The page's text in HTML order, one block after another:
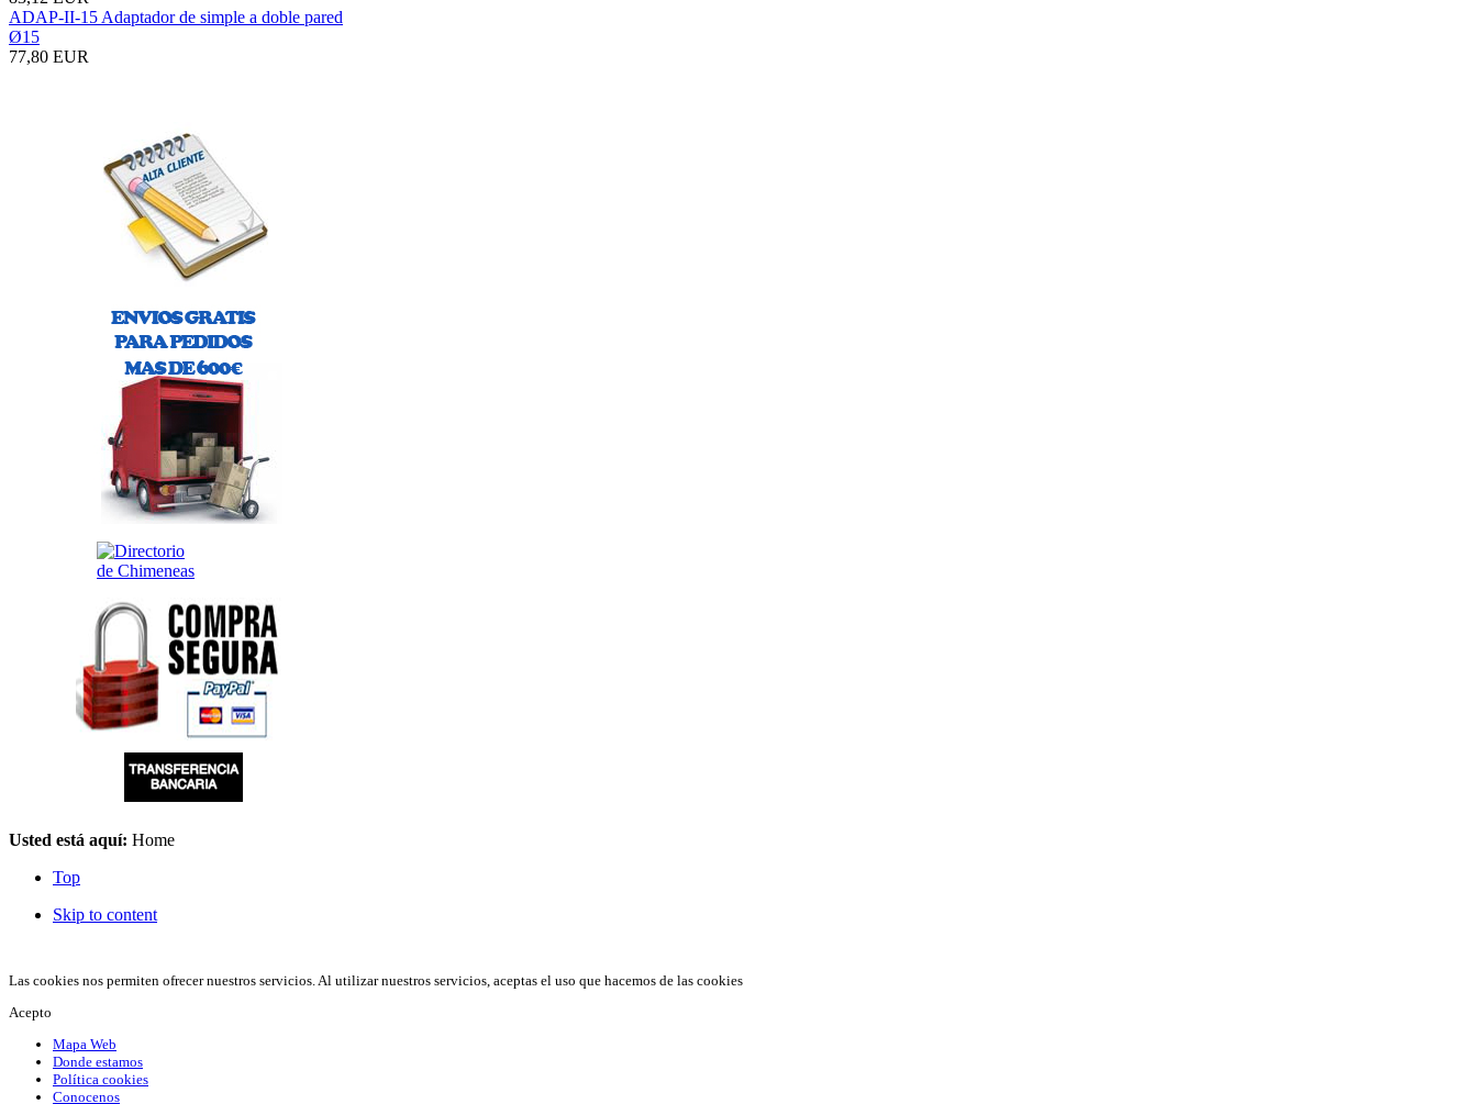
ADAP-II-15 Adaptador de simple a doble pared
Ø15
77,80 EUR
Usted está aquí: Home
Top
Skip to content
Las cookies nos permiten ofrecer nuestros servicios. Al utilizar nuestros servicios, aceptas el uso que hacemos de las cookies
Acepto
Mapa Web
Donde estamos
Política cookies
Conocenos